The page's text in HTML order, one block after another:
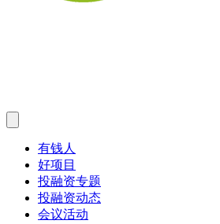
有钱人
好项目
投融资专题
投融资动态
会议活动